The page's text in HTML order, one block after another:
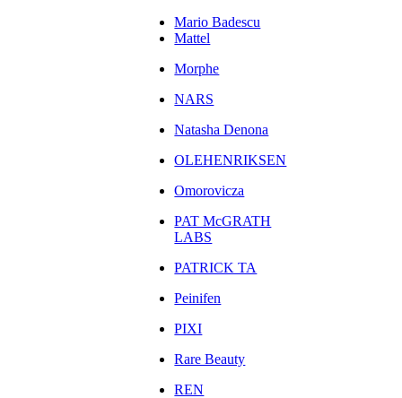
Mario Badescu
Mattel
Morphe
NARS
Natasha Denona
OLEHENRIKSEN
Omorovicza
PAT McGRATH
LABS
PATRICK TA
Peinifen
PIXI
Rare Beauty
REN